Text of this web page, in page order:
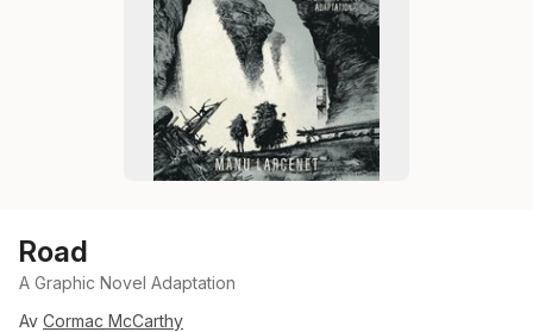
Road
A Graphic Novel Adaptation
Av Cormac McCarthy